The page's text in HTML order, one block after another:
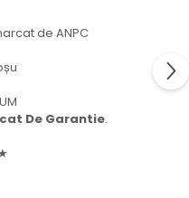
de ANPC
De Garantie.